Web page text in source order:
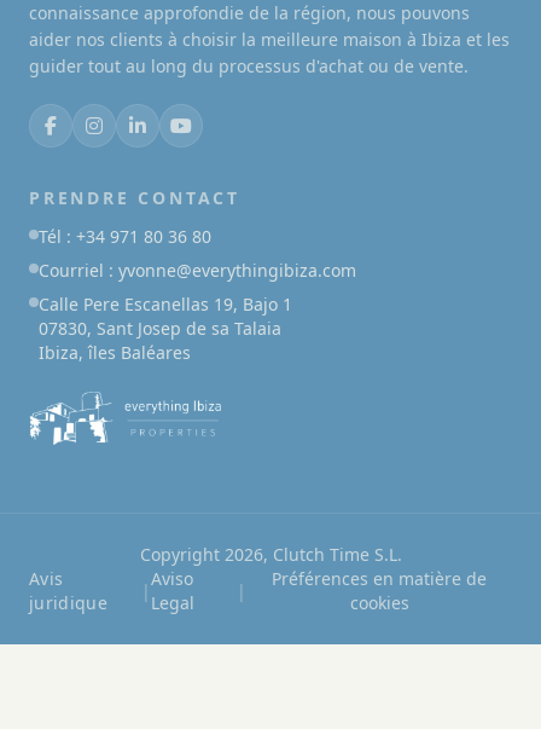
connaissance approfondie de la région, nous pouvons
aider nos clients à choisir la meilleure maison à Ibiza et les
guider tout au long du processus d'achat ou de vente.
PRENDRE CONTACT
Tél : +34 971 80 36 80
Courriel : yvonne@everythingibiza.com
Calle Pere Escanellas 19, Bajo 1
07830, Sant Josep de sa Talaia
Ibiza, îles Baléares
Copyright 2026, Clutch Time S.L.
Avis
juridique
|
Aviso
Legal
|
Préférences en matière de
cookies